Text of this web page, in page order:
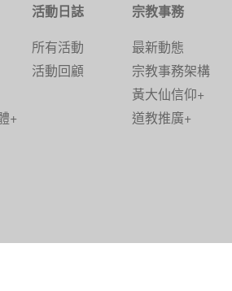
+
活動日誌
所有活動
活動回顧
宗教事務
最新動態
宗教事務架構
黃大仙信仰+
道教推廣+